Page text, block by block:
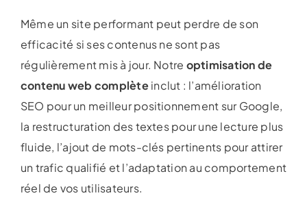
Même un site performant peut perdre de son
efficacité si ses contenus ne sont pas
régulièrement mis à jour. Notre optimisation de
contenu web complèteinclut : l’amélioration
SEO pour un meilleur positionnement sur Google,
la restructuration des textes pour une lecture plus
fluide, l’ajout de mots-clés pertinents pour attirer
un trafic qualifié et l’adaptation au comportement
réel de vos utilisateurs.